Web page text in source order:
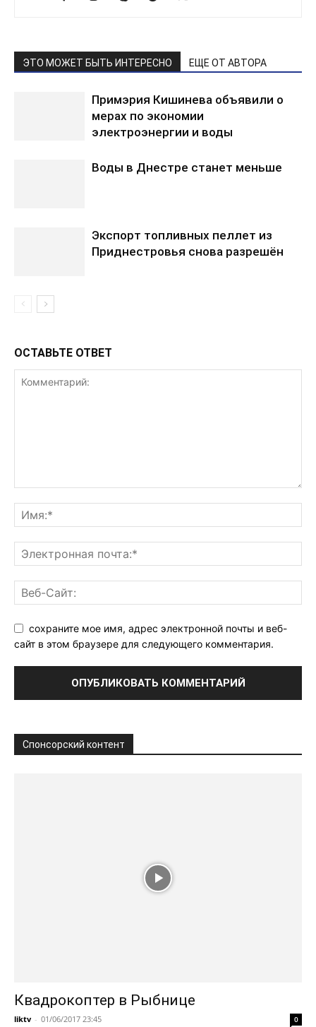
ЭТО МОЖЕТ БЫТЬ ИНТЕРЕСНО ЕЩЕ ОТ АВТОРА
Примэрия Кишинева объявили о
мерах по экономии
электроэнергии и воды
Воды в Днестре станет меньше
Экспорт топливных пеллет из
Приднестровья снова разрешён
ОСТАВЬТЕ ОТВЕТ
сохраните мое имя, адрес электронной почты и веб-
сайт в этом браузере для следующего комментария.
Спонсорский контент
Квадрокоптер в Рыбнице
liktv - 01/06/2017 23:45 0